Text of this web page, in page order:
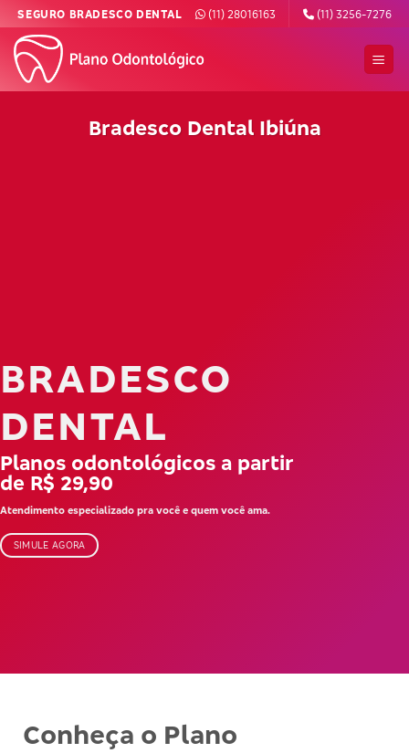
Skip
content
SEGURO BRADESCO DENTAL (11) 28016163 (11) 3256-7276
Bradesco Dental Ibiúna
BRADESCO
DENTAL
Planos odontológicos a partir
de R$ 29,90
Atendimento especializado pra você e quem você ama.
SIMULE AGORA
Conheça o Plano